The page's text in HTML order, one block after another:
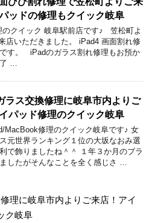
ッドの修理もクイック岐阜
のクイック 岐阜駅前店です♪ 笠松町よ
店いただきました。 iPad4 画面割れ修
す。 iPadのガラス割れ修理もお預か
…
ラス交換修理に岐阜市内よりご
パッド修理のクイック岐阜
MacBook修理のクイック岐阜です♪ 女
元世界ランキング１位の大坂なおみ選
で飾りましたね＾＾ １年３か月のブラ
したがそんなことを全く感じさ …
理に岐阜市内よりご来店！アイ
ク岐阜